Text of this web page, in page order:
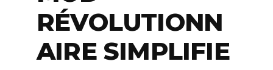
RÉVOLUTIONN
AIRE SIMPLIFIE